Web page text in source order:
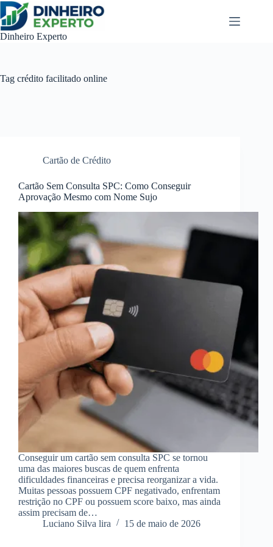
Pular
para
o
conteúdo
Dinheiro Experto
Tag crédito facilitado online
Cartão de Crédito
Cartão Sem Consulta SPC: Como Conseguir
Aprovação Mesmo com Nome Sujo
Conseguir um cartão sem consulta SPC se tornou
uma das maiores buscas de quem enfrenta
dificuldades financeiras e precisa reorganizar a vida.
Muitas pessoas possuem CPF negativado, enfrentam
restrição no CPF ou possuem score baixo, mas ainda
assim precisam de…
Luciano Silva lira
15 de maio de 2026